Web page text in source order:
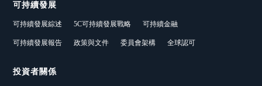
可持續發展
可持續發展綜述 5C可持續發展戰略 可持續金融
可持續發展報告 政策與文件 委員會架構 全球認可
投資者關係